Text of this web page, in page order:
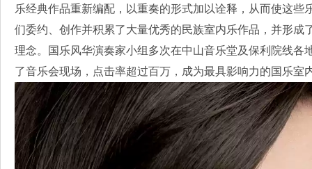
乐经典作品重新编配，以重奏的形式加以诠释，从而使这些
们委约、创作并积累了大量优秀的民族室内乐作品，并形成
理念。国乐风华演奏家小组多次在中山音乐堂及保利院线各
了音乐会现场，点击率超过百万，成为最具影响力的国乐室